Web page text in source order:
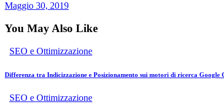
Maggio 30, 2019
You May Also Like
SEO e Ottimizzazione
Differenza tra Indicizzazione e Posizionamento sui motori di ricerca Google
SEO e Ottimizzazione